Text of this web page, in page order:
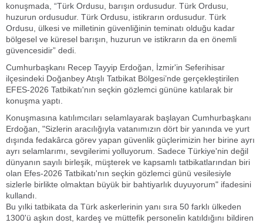
konuşmada, “Türk Ordusu, barışın ordusudur. Türk Ordusu,
huzurun ordusudur. Türk Ordusu, istikrarın ordusudur. Türk
Ordusu, ülkesi ve milletinin güvenliğinin teminatı olduğu kadar
bölgesel ve küresel barışın, huzurun ve istikrarın da en önemli
güvencesidir” dedi.
Cumhurbaşkanı Recep Tayyip Erdoğan, İzmir'in Seferihisar
ilçesindeki Doğanbey Atışlı Tatbikat Bölgesi’nde gerçekleştirilen
EFES-2026 Tatbikatı'nın seçkin gözlemci gününe katılarak bir
konuşma yaptı.
Konuşmasına katılımcıları selamlayarak başlayan Cumhurbaşkanı
Erdoğan, "Sizlerin aracılığıyla vatanımızın dört bir yanında ve yurt
dışında fedakârca görev yapan güvenlik güçlerimizin her birine ayrı
ayrı selamlarımı, sevgilerimi yolluyorum. Sadece Türkiye'nin değil
dünyanın sayılı birleşik, müşterek ve kapsamlı tatbikatlarından biri
olan Efes-2026 Tatbikatı'nın seçkin gözlemci günü vesilesiyle
sizlerle birlikte olmaktan büyük bir bahtiyarlık duyuyorum" ifadesini
kullandı.
Bu yılki tatbikata da Türk askerlerinin yanı sıra 50 farklı ülkeden
1300'ü aşkın dost, kardeş ve müttefik personelin katıldığını bildiren